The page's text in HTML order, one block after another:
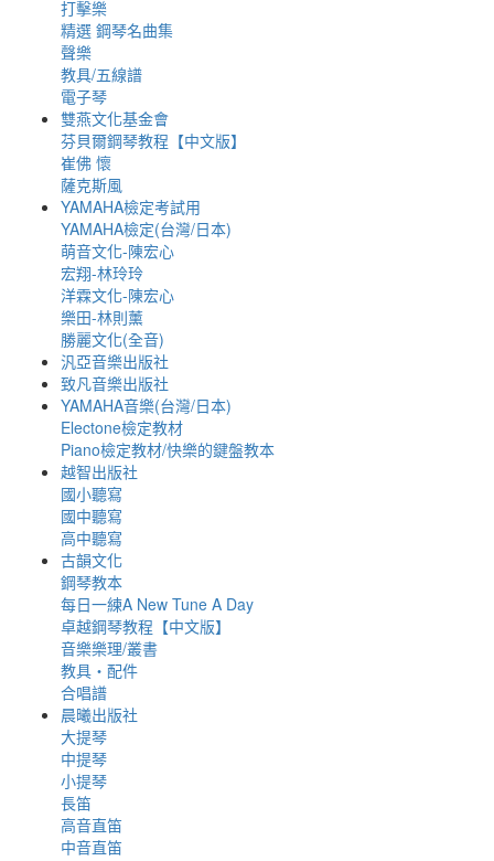
打擊樂
精選 鋼琴名曲集
聲樂
教具/五線譜
電子琴
雙燕文化基金會
芬貝爾鋼琴教程【中文版】
崔佛 懷
薩克斯風
YAMAHA檢定考試用
YAMAHA檢定(台灣/日本)
萌音文化-陳宏心
宏翔-林玲玲
洋霖文化-陳宏心
樂田-林則薰
勝麗文化(全音)
汎亞音樂出版社
致凡音樂出版社
YAMAHA音樂(台灣/日本)
Electone檢定教材
Piano檢定教材/快樂的鍵盤教本
越智出版社
國小聽寫
國中聽寫
高中聽寫
古韻文化
鋼琴教本
每日一練A New Tune A Day
卓越鋼琴教程【中文版】
音樂樂理/叢書
教具‧配件
合唱譜
晨曦出版社
大提琴
中提琴
小提琴
長笛
高音直笛
中音直笛